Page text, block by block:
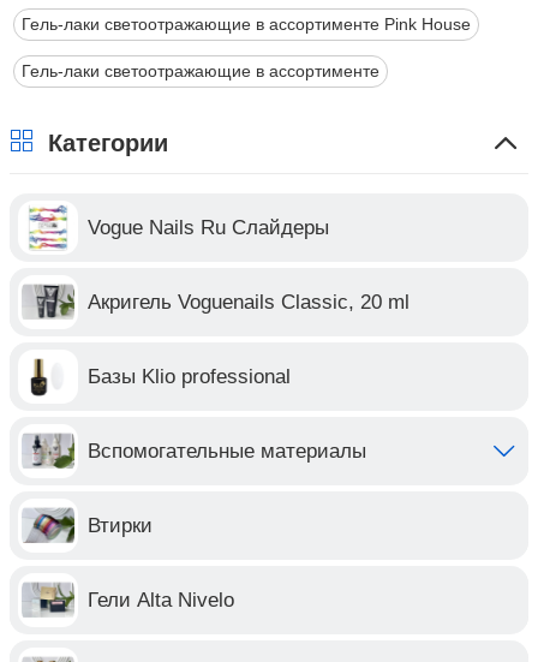
Гель-лаки светоотражающие в ассортименте Pink House
Гель-лаки светоотражающие в ассортименте
Категории
Vogue Nails Ru Слайдеры
Акригель Voguenails Classic, 20 ml
Базы Klio professional
Вспомогательные материалы
Втирки
Гели Alta Nivelo